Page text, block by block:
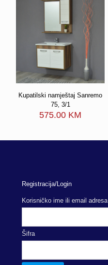
Kupatilski namještaj Sanremo
75, 3/1
575.00 KM
Registracija/Login
Korisničko ime ili email adresa
Šifra